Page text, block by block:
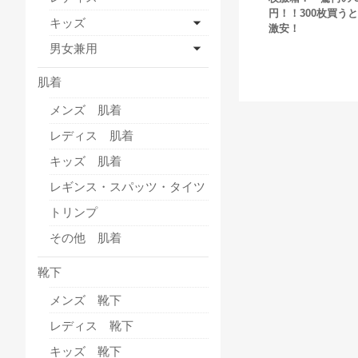
円！！300枚買う
激安！
キッズ
男女兼用
肌着
メンズ 肌着
レディス 肌着
キッズ 肌着
レギンス・スパッツ・タイツ
トリンプ
その他 肌着
靴下
メンズ 靴下
レディス 靴下
キッズ 靴下